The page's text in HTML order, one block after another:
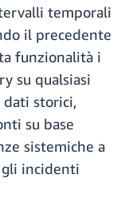
temporali
il precedente
funzionalità i
su qualsiasi
storici,
su base
sistemiche a
incidenti